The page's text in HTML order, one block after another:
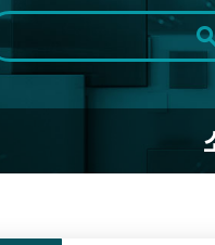
전체
전체 1일 1주 1개월
~